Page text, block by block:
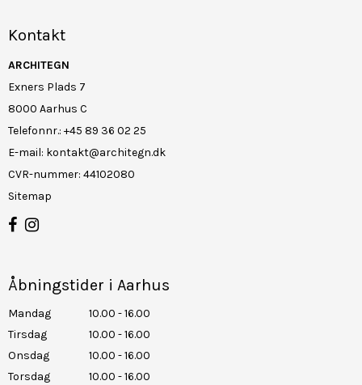
Kontakt
ARCHITEGN
Exners Plads 7
8000 Aarhus C
Telefonnr.: +45 89 36 02 25
E-mail: kontakt@architegn.dk
CVR-nummer: 44102080
Sitemap
Åbningstider i Aarhus
Mandag
10.00 - 16.00
Tirsdag
10.00 - 16.00
Onsdag
10.00 - 16.00
Torsdag
10.00 - 16.00